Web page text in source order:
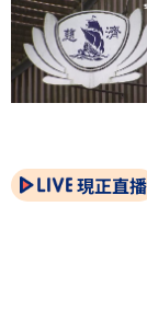
現正直播